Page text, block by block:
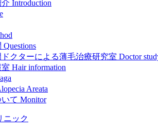
Introduction
Questions
クターによる薄毛治療研究室 Doctor
Hair information
Areata
て Monitor
ニック